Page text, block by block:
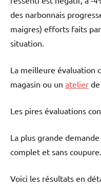
des narbonnais
maigres) efforts faits
situation.
La meilleure évaluation
magasin ou un atelier
Les pires évaluations
La plus grande
complet et sans coupure.
Voici les résultats en